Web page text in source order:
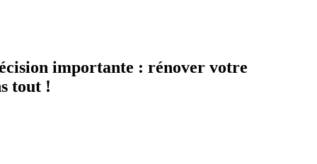
importante : rénover votre
tout !